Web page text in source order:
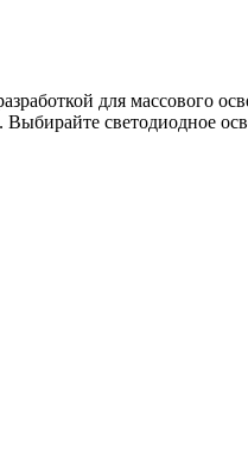
для массового
светодиодное